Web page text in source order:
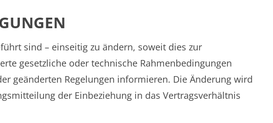
sind – einseitig zu ändern, soweit dies zur
gesetzliche oder technische Rahmenbedingungen
geänderten Regelungen informieren. Die Änderung wird
der Einbeziehung in das Vertragsverhältnis